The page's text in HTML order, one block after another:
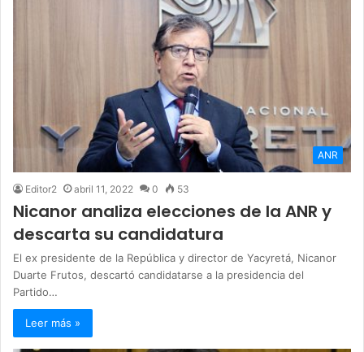
ANR
Editor2 abril 11, 2022 0 53
Nicanor analiza elecciones de la ANR y
descarta su candidatura
El ex presidente de la República y director de Yacyretá, Nicanor
Duarte Frutos, descartó candidatarse a la presidencia del
Partido…
Leer más »